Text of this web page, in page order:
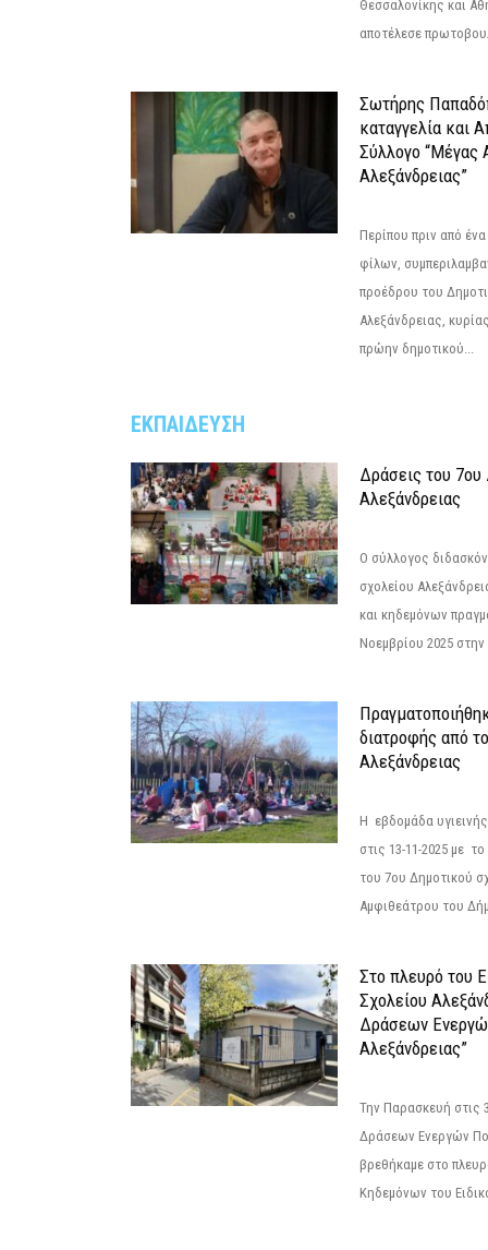
Θεσσαλονίκης και
αποτέλεσε
Σωτήρης
καταγγελία και
Σύλλογο “Μέγας
Αλεξάνδρειας”
Περίπου πριν από
φίλων,
προέδρου του
Αλεξάνδρειας,
πρώην δημοτικού...
ΕΚΠΑΙΔΕΥΣΗ
Δράσεις του 7ου
Αλεξάνδρειας
Ο σύλλογος
σχολείου
και κηδεμόνων
Νοεμβρίου 2025
διατροφής από
Αλεξάνδρειας
Η εβδομάδα
στις 13-11-2025 με
του 7ου Δημοτικού
Αμφιθεάτρου του
Στο πλευρό του
Σχολείου
Δράσεων
Αλεξάνδρειας”
Την Παρασκευή
Δράσεων Ενεργών
βρεθήκαμε στο
Κηδεμόνων του